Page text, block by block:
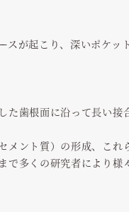
スが起こり、深いポケッ
た歯根面に沿って長い接
メント質）の形成、これ
で多くの研究者により様